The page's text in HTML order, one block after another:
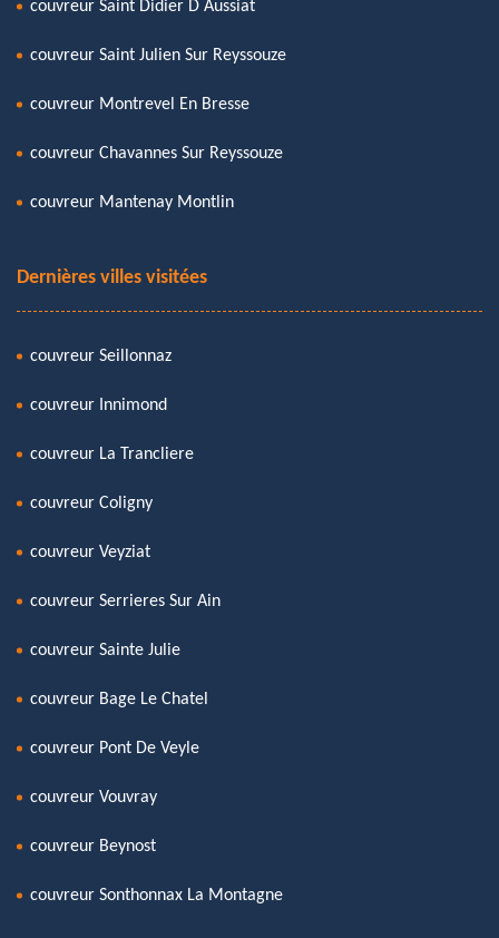
couvreur Saint Didier D Aussiat
couvreur Saint Julien Sur Reyssouze
couvreur Montrevel En Bresse
couvreur Chavannes Sur Reyssouze
couvreur Mantenay Montlin
Dernières villes visitées
couvreur Seillonnaz
couvreur Innimond
couvreur La Trancliere
couvreur Coligny
couvreur Veyziat
couvreur Serrieres Sur Ain
couvreur Sainte Julie
couvreur Bage Le Chatel
couvreur Pont De Veyle
couvreur Vouvray
couvreur Beynost
couvreur Sonthonnax La Montagne